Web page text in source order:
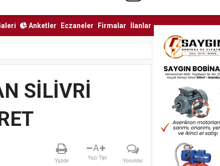
Anketler Eczaneler Firmalar İlanlar
SİLİVRİ
Yazdır
A
Yazı Tipi Yorumlar